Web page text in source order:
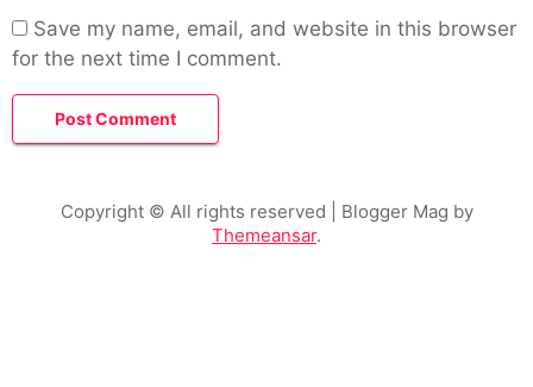
Save my name, email, and website in this browser
for the next time I comment.
Copyright © All rights reserved | Blogger Mag by
Themeansar.